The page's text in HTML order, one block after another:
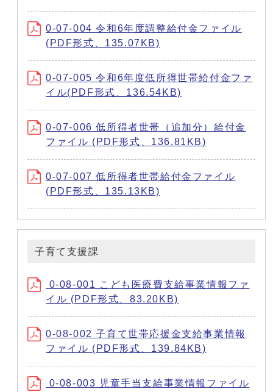
0-07-004 令和6年度調整給付金ファイル
(PDF形式、135.07KB)
0-07-005 令和6年度低所得世帯給付金ファ
イル(PDF形式、136.54KB)
0-07-006 低所得者世帯（追加分）給付金
ファイル (PDF形式、136.81KB)
0-07-007 低所得者世帯給付金ファイル
(PDF形式、135.13KB)
子育て支援課
0-08-001 こども医療費支給事業情報ファ
イル (PDF形式、83.20KB)
0-08-002 子育て世帯応援金支給事業情報
ファイル (PDF形式、139.84KB)
0-08-003 児童手当支給事業情報ファイル